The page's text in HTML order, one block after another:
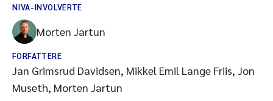
NIVA-INVOLVERTE
Morten Jartun
FORFATTERE
Jan Grimsrud Davidsen, Mikkel Emil Lange Friis, Jon
Museth, Morten Jartun